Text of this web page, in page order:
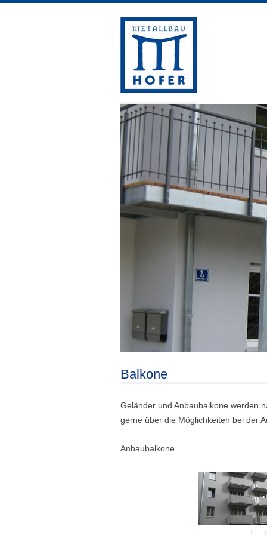
Balkone
Geländer und Anbaubalkone werden
gerne über die Möglichkeiten bei der
Anbaubalkone